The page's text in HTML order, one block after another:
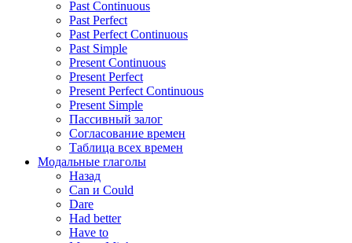
Past Continuous
Past Perfect
Past Perfect Continuous
Past Simple
Present Continuous
Present Perfect
Present Perfect Continuous
Present Simple
Пассивный залог
Согласование времен
Таблица всех времен
Модальные глаголы
Назад
Can и Could
Dare
Had better
Have to